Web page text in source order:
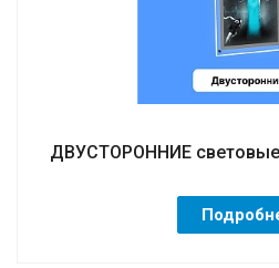
ДВУСТОРОННИЕ световые